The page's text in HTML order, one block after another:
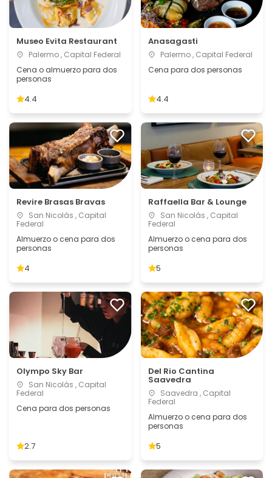
Museo Evita Restaurant
Palermo , Capital Federal
Cena o almuerzo para dos
personas
4.4
Anasagasti
Palermo , Capital Federal
Cena para dos personas
4.4
Revire Brasas Bravas
San Nicolás , Capital
Federal
Almuerzo o cena para dos
personas
4
Raffaella Bar & Lounge
San Nicolás , Capital
Federal
Almuerzo o cena para dos
personas
5
Olympo Sky Bar
San Nicolás , Capital
Federal
Cena para dos personas
2.7
Del Rio Cantina
Saavedra
Saavedra , Capital
Federal
Almuerzo o cena para dos
personas
5